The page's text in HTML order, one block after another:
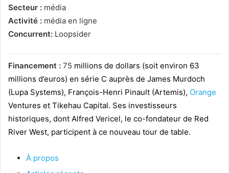
Secteur : média
Activité : média en ligne
Concurrent: Loopsider
Financement : 75 millions de dollars (soit environ 63
millions d’euros) en série C auprès de James Murdoch
(Lupa Systems), François-Henri Pinault (Artemis), Orange
Ventures et Tikehau Capital. Ses investisseurs
historiques, dont Alfred Vericel, le co-fondateur de Red
River West, participent à ce nouveau tour de table.
À propos